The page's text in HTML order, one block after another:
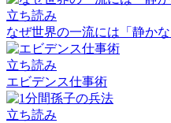
立ち読み
なぜ世界の一流には「静か
立ち読み
エビデンス仕事術
立ち読み